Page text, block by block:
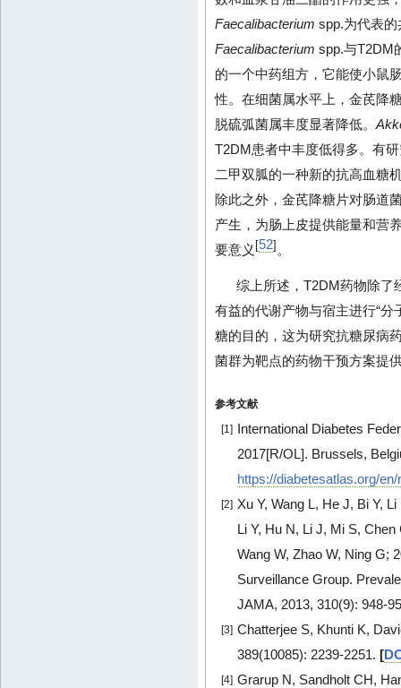
Faecalibacterium spp.为代表
Faecalibacterium spp.与T2DM
的一个中药组方，它能使小鼠
性。在细菌属水平上，金芪降
脱硫弧菌属丰度显著降低。
T2DM患者中丰度低得多。有
二甲双胍的一种新的抗高血糖
除此之外，金芪降糖片对肠道
产生，为肠上皮提供能量和营
要意义 [52] 。
综上所述，T2DM药物除了
有益的代谢产物与宿主进行“
糖的目的，这为研究抗糖尿病
菌群为靶点的药物干预方案提
参考文献
[1] International Diabetes
2017[R/OL]. Brussels,
https://diabetesatlas.org/
[2] Xu Y, Wang L, He J, Bi Y,
Li Y, Hu N, Li J, Mi S,
Wang W, Zhao W, Ning G;
Surveillance Group.
JAMA, 2013, 310(9): 948-
[3] Chatterjee S, Khunti K,
389(10085): 2239-2251. [
[4] Grarup N, Sandholt CH,